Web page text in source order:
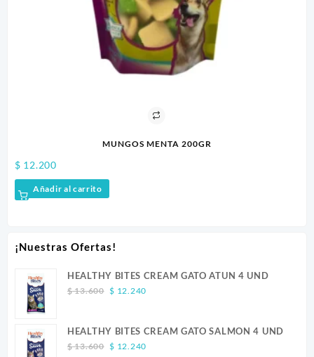
MUNGOS MENTA 200GR
$ 12.200
Añadir al carrito
¡Nuestras Ofertas!
HEALTHY BITES CREAM GATO ATUN 4 UND
$13.600 Original
$ 13.600.
$ 12.240Current
$ 12.240.
HEALTHY BITES CREAM GATO SALMON 4 UND
$13.600 Original
$ 12.240Current